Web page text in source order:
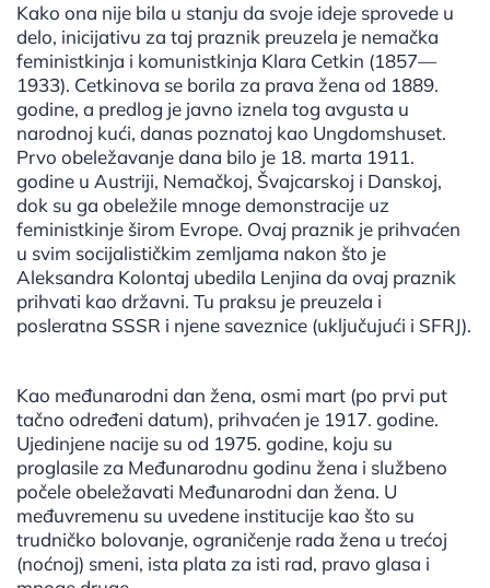
Kako ona nije bila u stanju da svoje ideje sprovede u
delo, inicijativu za taj praznik preuzela je nemačka
feministkinja i komunistkinja Klara Cetkin (1857—
1933). Cetkinova se borila za prava žena od 1889.
godine, a predlog je javno iznela tog avgusta u
narodnoj kući, danas poznatoj kao Ungdomshuset.
Prvo obeležavanje dana bilo je 18. marta 1911.
godine u Austriji, Nemačkoj, Švajcarskoj i Danskoj,
dok su ga obeležile mnoge demonstracije uz
feministkinje širom Evrope. Ovaj praznik je prihvaćen
u svim socijalističkim zemljama nakon što je
Aleksandra Kolontaj ubedila Lenjina da ovaj praznik
prihvati kao državni. Tu praksu je preuzela i
posleratna SSSR i njene saveznice (uključujući i SFRJ).
Kao međunarodni dan žena, osmi mart (po prvi put
tačno određeni datum), prihvaćen je 1917. godine.
Ujedinjene nacije su od 1975. godine, koju su
proglasile za Međunarodnu godinu žena i službeno
počele obeležavati Međunarodni dan žena. U
međuvremenu su uvedene institucije kao što su
trudničko bolovanje, ograničenje rada žena u trećoj
(noćnoj) smeni, ista plata za isti rad, pravo glasa i